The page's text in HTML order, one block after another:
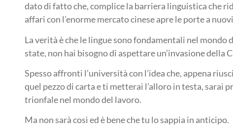
dato di fatto che, complice la barriera linguistica che
affari con l’enorme mercato cinese apre le porte a
La verità è che le lingue sono fondamentali nel mondo
state, non hai bisogno di aspettare un’invasione della
Spesso affronti l’università con l’idea che, appena
quel pezzo di carta e ti metterai l’alloro in testa, sarai
trionfale nel mondo del lavoro.
Ma non sarà così ed è bene che tu lo sappia in anticipo.